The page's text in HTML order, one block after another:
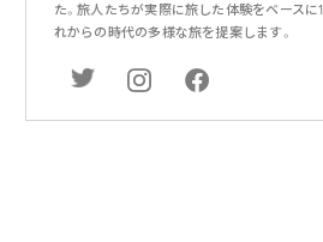
た。旅人たちが実際に旅した体験をベースに
れからの時代の多様な旅を提案します。